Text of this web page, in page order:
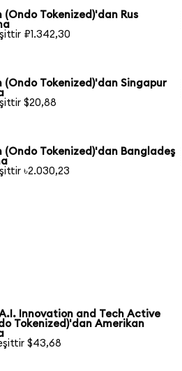
(Ondo Tokenized)'dan Rus
₽1.342,30
(Ondo Tokenized)'dan Singapur
$20,88
(Ondo Tokenized)'dan Bangladeş
৳2.030,23
Innovation and Tech Active
Tokenized)'dan Amerikan
$43,68